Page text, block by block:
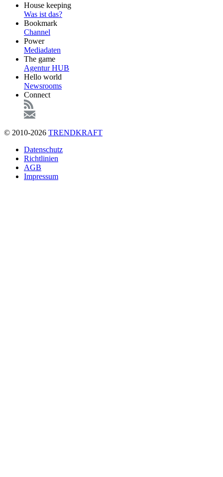
FooterHouse keeping
Was ist das?
Bookmark
Channel
Power
Mediadaten
The game
Agentur HUB
Hello world
Newsrooms
Connect
© 2010-2026 TRENDKRAFT
FußzeileDatenschutz
Richtlinien
AGB
Impressum